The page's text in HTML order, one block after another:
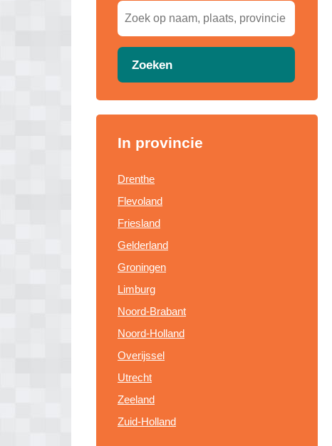
Zoeken
In provincie
Drenthe
Flevoland
Friesland
Gelderland
Groningen
Limburg
Noord-Brabant
Noord-Holland
Overijssel
Utrecht
Zeeland
Zuid-Holland